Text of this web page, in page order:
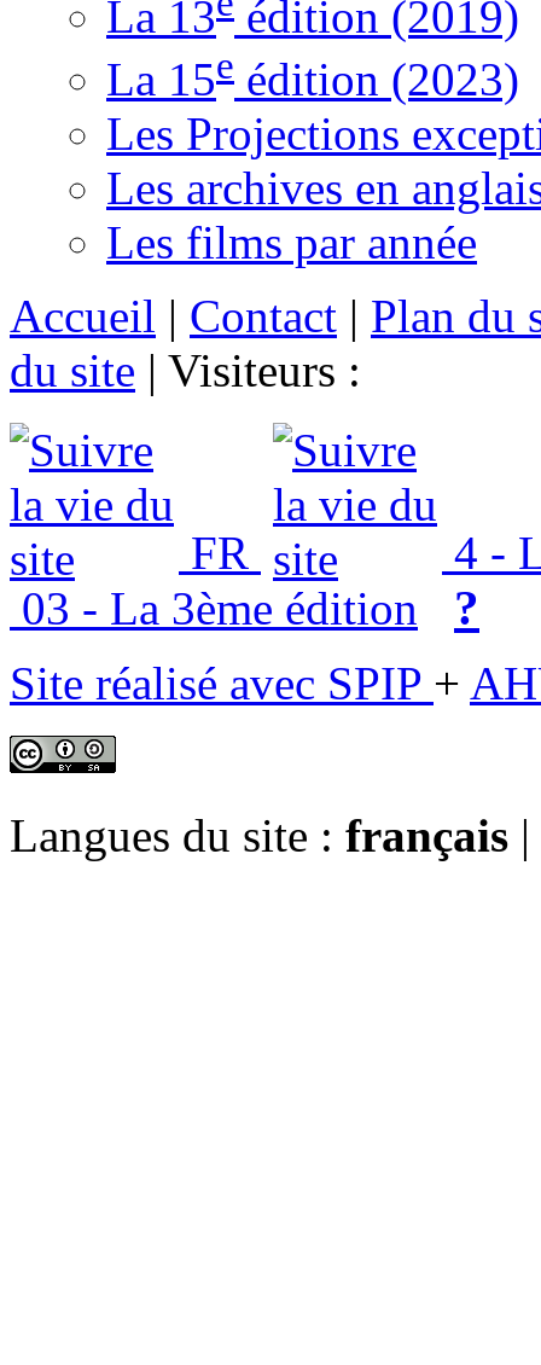
La 13
édition (2019)
La 15e édition (2023)
Les Projections
Les archives en
Les films par année
Accueil | Contact | Plan du
du site | Visiteurs :
FR
4 -
03 - La 3ème édition
?
Site réalisé avec SPIP +
Langues du site : français |